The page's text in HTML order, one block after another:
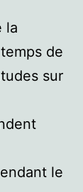
la
de
sur
le